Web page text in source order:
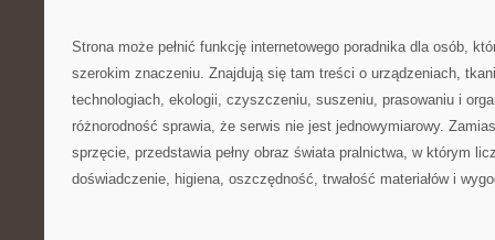
Strona może pełnić funkcję internetowego poradnika dla osób,
szerokim znaczeniu. Znajdują się tam treści o urządzeniach,
technologiach, ekologii, czyszczeniu, suszeniu, prasowaniu i
różnorodność sprawia, że serwis nie jest jednowymiarowy.
sprzęcie, przedstawia pełny obraz świata pralnictwa, w którym
doświadczenie, higiena, oszczędność, trwałość materiałów i